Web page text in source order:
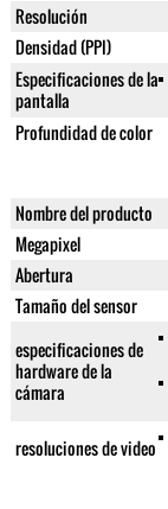
Resolución
Densidad (PPI)
Especificaciones de la
pantalla
Profundidad de color
Nombre del producto
Megapixel
Abertura
Tamaño del sensor
especificaciones de
hardware de la
cámara
resoluciones de video